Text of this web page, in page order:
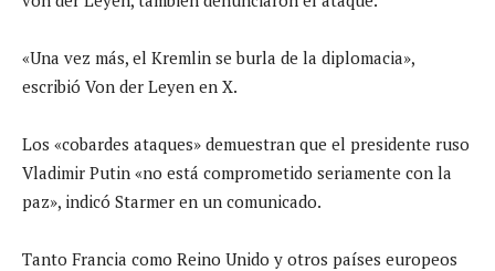
«Una vez más, el Kremlin se burla de la diplomacia»,
escribió Von der Leyen en X.
Los «cobardes ataques» demuestran que el presidente ruso
Vladimir Putin «no está comprometido seriamente con la
paz», indicó Starmer en un comunicado.
Tanto Francia como Reino Unido y otros países europeos